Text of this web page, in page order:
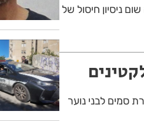
ניסיון חיסול של
סמים לבני נוער